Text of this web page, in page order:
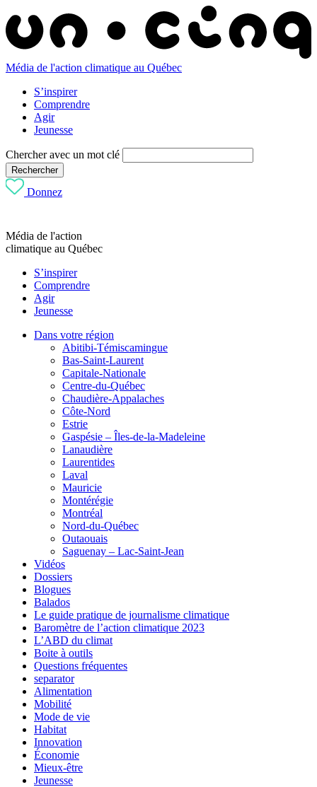
Média de l'action climatique au Québec
S’inspirer
Comprendre
Agir
Jeunesse
Chercher avec un mot clé
Rechercher
Donnez
Média de l'action
climatique au Québec
S’inspirer
Comprendre
Agir
Jeunesse
Dans votre région
Abitibi-Témiscamingue
Bas-Saint-Laurent
Capitale-Nationale
Centre-du-Québec
Chaudière-Appalaches
Côte-Nord
Estrie
Gaspésie – Îles-de-la-Madeleine
Lanaudière
Laurentides
Laval
Mauricie
Montérégie
Montréal
Nord-du-Québec
Outaouais
Saguenay – Lac-Saint-Jean
Vidéos
Dossiers
Blogues
Balados
Le guide pratique de journalisme climatique
Baromètre de l’action climatique 2023
L’ABD du climat
Boite à outils
Questions fréquentes
separator
Alimentation
Mobilité
Mode de vie
Habitat
Innovation
Économie
Mieux-être
Jeunesse